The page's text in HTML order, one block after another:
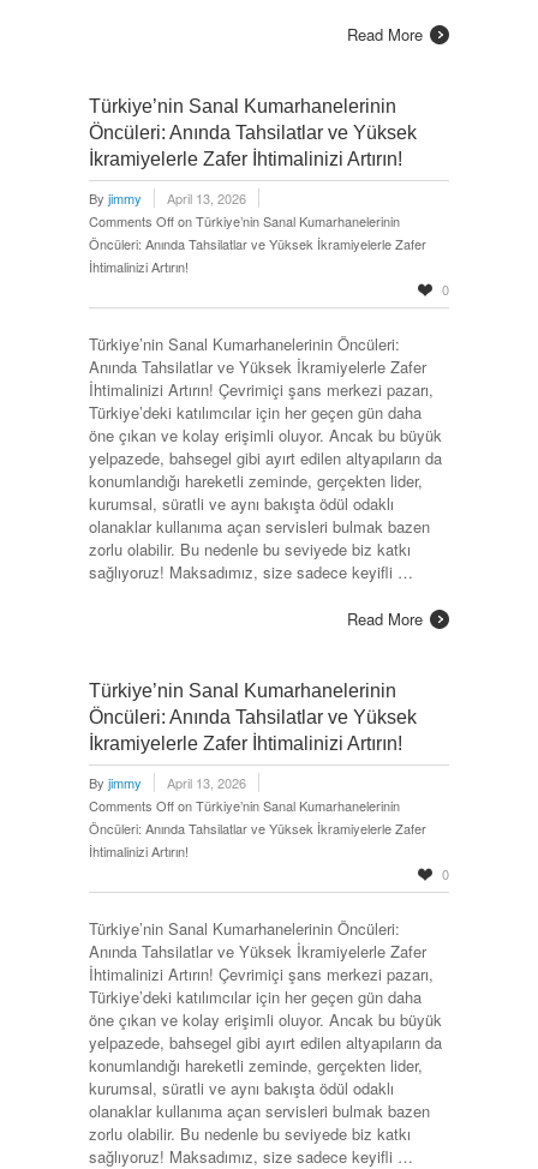
Read More
Türkiye’nin Sanal Kumarhanelerinin
Öncüleri: Anında Tahsilatlar ve Yüksek
İkramiyelerle Zafer İhtimalinizi Artırın!
By jimmy
April 13, 2026
Comments Offon Türkiye’nin Sanal Kumarhanelerinin
Öncüleri: Anında Tahsilatlar ve Yüksek İkramiyelerle Zafer
İhtimalinizi Artırın!
0
Türkiye’nin Sanal Kumarhanelerinin Öncüleri:
Anında Tahsilatlar ve Yüksek İkramiyelerle Zafer
İhtimalinizi Artırın! Çevrimiçi şans merkezi pazarı,
Türkiye’deki katılımcılar için her geçen gün daha
öne çıkan ve kolay erişimli oluyor. Ancak bu büyük
yelpazede, bahsegel gibi ayırt edilen altyapıların da
konumlandığı hareketli zeminde, gerçekten lider,
kurumsal, süratli ve aynı bakışta ödül odaklı
olanaklar kullanıma açan servisleri bulmak bazen
zorlu olabilir. Bu nedenle bu seviyede biz katkı
sağlıyoruz! Maksadımız, size sadece keyifli …
Read More
Türkiye’nin Sanal Kumarhanelerinin
Öncüleri: Anında Tahsilatlar ve Yüksek
İkramiyelerle Zafer İhtimalinizi Artırın!
By jimmy
April 13, 2026
Comments Offon Türkiye’nin Sanal Kumarhanelerinin
Öncüleri: Anında Tahsilatlar ve Yüksek İkramiyelerle Zafer
İhtimalinizi Artırın!
0
Türkiye’nin Sanal Kumarhanelerinin Öncüleri:
Anında Tahsilatlar ve Yüksek İkramiyelerle Zafer
İhtimalinizi Artırın! Çevrimiçi şans merkezi pazarı,
Türkiye’deki katılımcılar için her geçen gün daha
öne çıkan ve kolay erişimli oluyor. Ancak bu büyük
yelpazede, bahsegel gibi ayırt edilen altyapıların da
konumlandığı hareketli zeminde, gerçekten lider,
kurumsal, süratli ve aynı bakışta ödül odaklı
olanaklar kullanıma açan servisleri bulmak bazen
zorlu olabilir. Bu nedenle bu seviyede biz katkı
sağlıyoruz! Maksadımız, size sadece keyifli …